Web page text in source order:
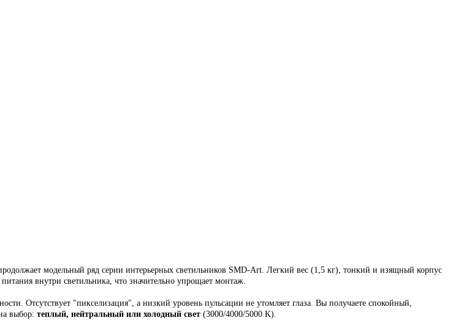
модельный ряд серии интерьерных светильников SMD-Art. Легкий вес (1,5 кг), тонкий и изящный корпус
внутри светильника, что значительно упрощает монтаж.
Отсутствует "пикселизация", а низкий уровень пульсации не утомляет глаза. Вы получаете спокойный,
выбор: теплый, нейтральный или холодный свет (3000/4000/5000 K).